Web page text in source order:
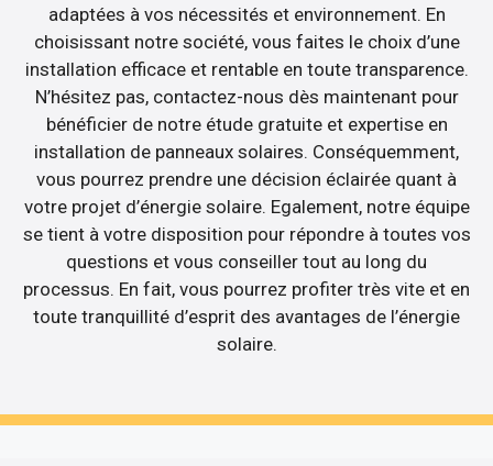
adaptées à vos nécessités et environnement. En
choisissant notre société, vous faites le choix d’une
installation efficace et rentable en toute transparence.
N’hésitez pas, contactez-nous dès maintenant pour
bénéficier de notre étude gratuite et expertise en
installation de panneaux solaires. Conséquemment,
vous pourrez prendre une décision éclairée quant à
votre projet d’énergie solaire. Egalement, notre équipe
se tient à votre disposition pour répondre à toutes vos
questions et vous conseiller tout au long du
processus. En fait, vous pourrez profiter très vite et en
toute tranquillité d’esprit des avantages de l’énergie
solaire.